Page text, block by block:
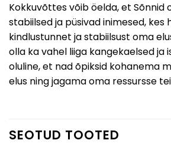
Kokkuvõttes võib öelda, et Sõnnid
stabiilsed ja püsivad inimesed, kes
kindlustunnet ja stabiilsust oma
olla ka vahel liiga kangekaelsed ja
oluline, et nad õpiksid kohanema
elus ning jagama oma ressursse
SEOTUD TOOTED